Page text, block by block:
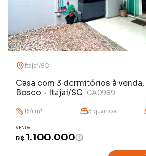
Itajaí/SC
Casa com 3 dormitórios à venda,
Bosco - Itajaí/SC CA0989
164 m² 3 quartos
VENDA
R$ 1.100.000